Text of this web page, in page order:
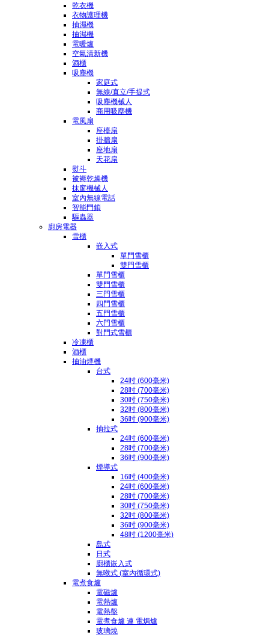
乾衣機
衣物護理機
抽濕機
抽濕機
電暖爐
空氣清新機
酒櫃
吸塵機
家庭式
無線/直立/手提式
吸塵機械人
商用吸塵機
電風扇
座檯扇
掛牆扇
座地扇
天花扇
熨斗
被褥乾燥機
抹窗機械人
室內無線電話
智能門鎖
驅蟲器
廚房電器
雪櫃
嵌入式
單門雪櫃
雙門雪櫃
單門雪櫃
雙門雪櫃
三門雪櫃
四門雪櫃
五門雪櫃
六門雪櫃
對門式雪櫃
冷凍櫃
酒櫃
抽油煙機
台式
24吋 (600毫米)
28吋 (700毫米)
30吋 (750毫米)
32吋 (800毫米)
36吋 (900毫米)
抽拉式
24吋 (600毫米)
28吋 (700毫米)
36吋 (900毫米)
煙導式
16吋 (400毫米)
24吋 (600毫米)
28吋 (700毫米)
30吋 (750毫米)
32吋 (800毫米)
36吋 (900毫米)
48吋 (1200毫米)
島式
日式
廚櫃嵌入式
無喉式 (室內循環式)
電煮食爐
電磁爐
電熱爐
電熱盤
電煮食爐 連 電焗爐
玻璃燒